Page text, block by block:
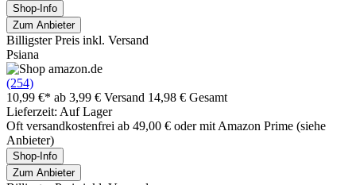
Shop-Info
Zum Anbieter
Billigster Preis inkl. Versand
Psiana
(254)
10,99 €* ab 3,99 € Versand 14,98 € Gesamt
Lieferzeit: Auf Lager
Oft versandkostenfrei ab 49,00 € oder mit Amazon Prime (siehe
Anbieter)
Shop-Info
Zum Anbieter